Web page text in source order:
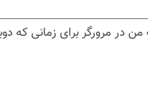
من در مرورگر برای زمانی که